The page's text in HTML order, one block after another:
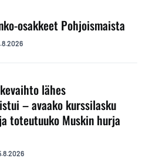
osakkeet Pohjoismaista
lähes
– avaako kurssilasku
toteutuuko Muskin hurja